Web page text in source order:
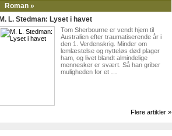
Roman »
M. L. Stedman: Lyset i havet
Tom Sherbourne er vendt hjem til
Australien efter traumatiserende år i
den 1. Verdenskrig. Minder om
lemlæstelse og nytteløs død plager
ham, og livet blandt almindelige
mennesker er svært. Så han griber
muligheden for et …
Flere artikler »